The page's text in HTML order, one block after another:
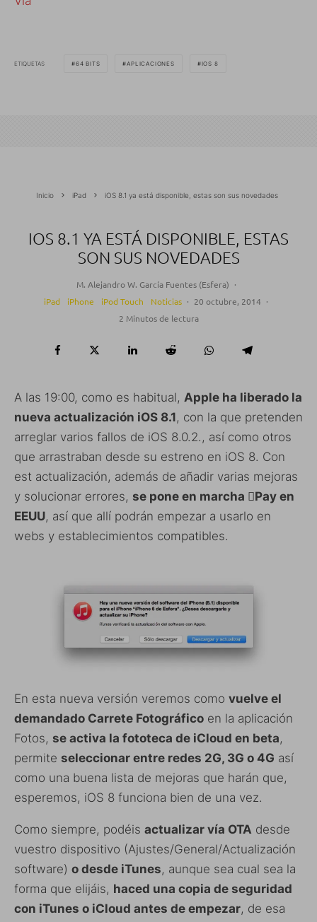
ETIQUETAS 64 BITS APLICACIONES IOS 8
Inicio iPad iOS 8.1 ya está disponible, estas son sus novedades
IOS 8.1 YA ESTÁ DISPONIBLE, ESTAS
SON SUS NOVEDADES
M. Alejandro W. García Fuentes (Esfera) ·
iPad
iPhone iPod Touch Noticias · 20 octubre, 2014 ·
2 Minutos de lectura
A las 19:00, como es habitual, Apple ha liberado la
nueva actualización iOS 8.1, con la que pretenden
arreglar varios fallos de iOS 8.0.2., así como otros
que arrastraban desde su estreno en iOS 8. Con
est actualización, además de añadir varias mejoras
y solucionar errores, se pone en marcha Pay en
EEUU, así que allí podrán empezar a usarlo en
webs y establecimientos compatibles.
En esta nueva versión veremos como vuelve el
demandado Carrete Fotográfico en la aplicación
Fotos, se activa la fototeca de iCloud en beta,
permite seleccionar entre redes 2G, 3G o 4G así
como una buena lista de mejoras que harán que,
esperemos, iOS 8 funciona bien de una vez.
Como siempre, podéis actualizar vía OTA desde
vuestro dispositivo (Ajustes/General/Actualización
software) o desde iTunes, aunque sea cual sea la
forma que elijáis, haced una copia de seguridad
con iTunes o iCloud antes de empezar, de esa